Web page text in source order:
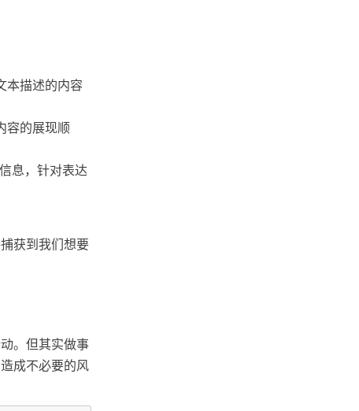
本描述的内容
容的展现顺
息，针对表达
获到我们想要
。但其实做事
成不必要的风